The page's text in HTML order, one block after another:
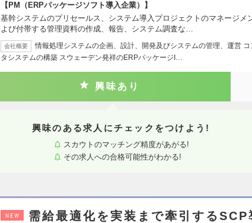
【PM（ERPパッケージソフト導入企業）】
基幹システムのプリセールス、システム導入プロジェクトのマネージメ
よび付帯する管理資料の作成、報告、システム調査な…
会社概要
情報処理システムの企画、設計、開発及びシステムの管理、運営 コ
タシステムの構築 スウェーデン発祥のERPパッケージI…
興味あり
興味のある求人にチェックをつけよう!
スカウトのマッチング精度があがる!
その求人への合格可能性がわかる!
NEW
需給最適化を実装まで牽引するSCP